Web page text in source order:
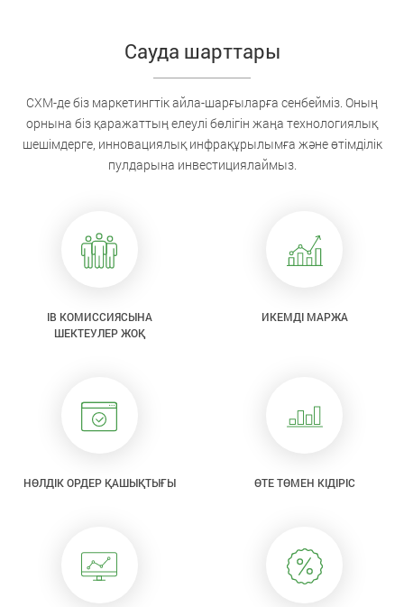
Сауда шарттары
CXM-де біз маркетингтік айла-шарғыларға сенбейміз. Оның
орнына біз қаражаттың елеулі бөлігін жаңа технологиялық
шешімдерге, инновациялық инфрақұрылымға және өтімділік
пулдарына инвестициялаймыз.
IB КОМИССИЯСЫНА
ШЕКТЕУЛЕР ЖОҚ
ИКЕМДІ МАРЖА
НӨЛДІК ОРДЕР ҚАШЫҚТЫҒЫ ӨТЕ ТӨМЕН КІДІРІС